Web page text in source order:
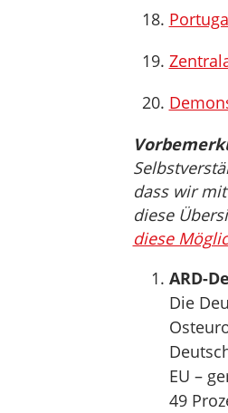
dass wir
diese
diese
ARD-
Die
EU –
49